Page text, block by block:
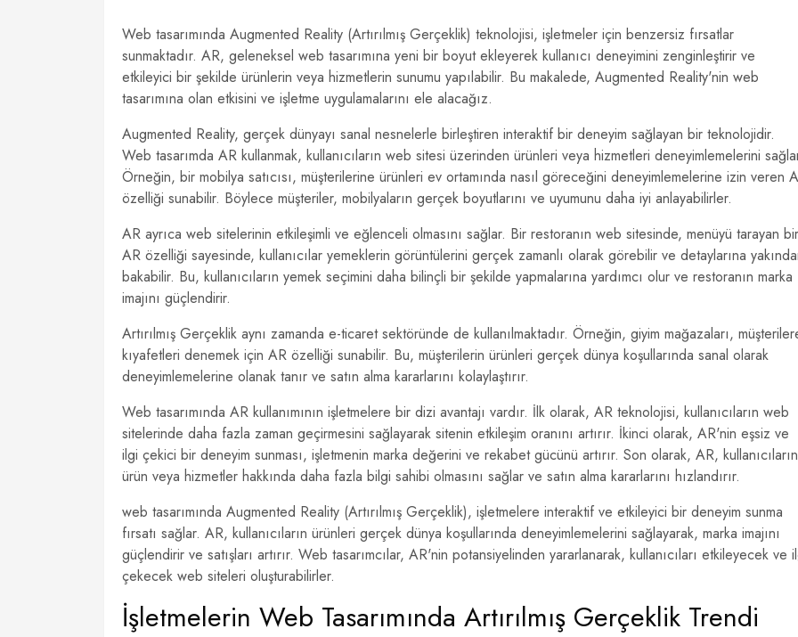
Web tasarımında Augmented Reality (Artırılmış Gerçeklik) teknolojisi, işletmeler için benzersiz fırsatlar
sunmaktadır. AR, geleneksel web tasarımına yeni bir boyut ekleyerek kullanıcı deneyimini zenginleştirir ve
etkileyici bir şekilde ürünlerin veya hizmetlerin sunumu yapılabilir. Bu makalede, Augmented Reality'nin web
tasarımına olan etkisini ve işletme uygulamalarını ele alacağız.
Augmented Reality, gerçek dünyayı sanal nesnelerle birleştiren interaktif bir deneyim sağlayan bir teknolojidir.
Web tasarımda AR kullanmak, kullanıcıların web sitesi üzerinden ürünleri veya hizmetleri deneyimlemelerini
Örneğin, bir mobilya satıcısı, müşterilerine ürünleri ev ortamında nasıl göreceğini deneyimlemelerine izin veren
özelliği sunabilir. Böylece müşteriler, mobilyaların gerçek boyutlarını ve uyumunu daha iyi anlayabilirler.
AR ayrıca web sitelerinin etkileşimli ve eğlenceli olmasını sağlar. Bir restoranın web sitesinde, menüyü tarayan bir
AR özelliği sayesinde, kullanıcılar yemeklerin görüntülerini gerçek zamanlı olarak görebilir ve detaylarına
bakabilir. Bu, kullanıcıların yemek seçimini daha bilinçli bir şekilde yapmalarına yardımcı olur ve restoranın marka
imajını güçlendirir.
Artırılmış Gerçeklik aynı zamanda e-ticaret sektöründe de kullanılmaktadır. Örneğin, giyim mağazaları,
kıyafetleri denemek için AR özelliği sunabilir. Bu, müşterilerin ürünleri gerçek dünya koşullarında sanal olarak
deneyimlemelerine olanak tanır ve satın alma kararlarını kolaylaştırır.
Web tasarımında AR kullanımının işletmelere bir dizi avantajı vardır. İlk olarak, AR teknolojisi, kullanıcıların web
sitelerinde daha fazla zaman geçirmesini sağlayarak sitenin etkileşim oranını artırır. İkinci olarak, AR'nin eşsiz ve
ilgi çekici bir deneyim sunması, işletmenin marka değerini ve rekabet gücünü artırır. Son olarak, AR, kullanıcıların
ürün veya hizmetler hakkında daha fazla bilgi sahibi olmasını sağlar ve satın alma kararlarını hızlandırır.
web tasarımında Augmented Reality (Artırılmış Gerçeklik), işletmelere interaktif ve etkileyici bir deneyim sunma
fırsatı sağlar. AR, kullanıcıların ürünleri gerçek dünya koşullarında deneyimlemelerini sağlayarak, marka imajını
güçlendirir ve satışları artırır. Web tasarımcılar, AR'nin potansiyelinden yararlanarak, kullanıcıları etkileyecek ve
çekecek web siteleri oluşturabilirler.
İşletmelerin Web Tasarımında Artırılmış Gerçeklik Trendi